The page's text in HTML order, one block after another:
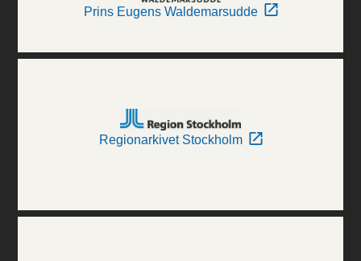
Prins Eugens Waldemarsudde
Regionarkivet Stockholm